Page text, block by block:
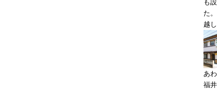
も
た
越
あ
福